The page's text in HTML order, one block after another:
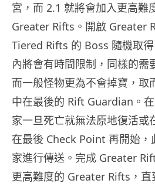
宮，而 2.1 就將會加入更高難
Greater Rifts。開啟 Greater
Tiered Rifts 的 Boss 隨機取
內將會有時間限制，同樣的需
而一般怪物更為不會掉寶，取
中在最後的 Rift Guardian。
家一旦死亡就無法原地復活或
在最後 Check Point 再開始，
家進行傳送。完成 Greater
更高難度的 Greater Rifts，直